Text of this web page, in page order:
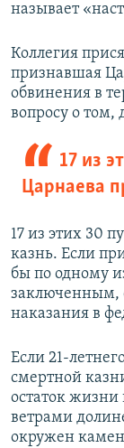
называет
Коллегия
признавшая
обвинения в
вопросу о
17 из
Царнаева
17 из этих 30
казнь. Если
бы по одному
наказания в
Если 21-
смертной
остаток
ветрами
окружен